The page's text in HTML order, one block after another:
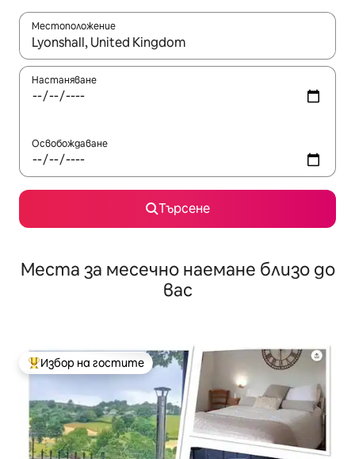
Местоположение
Когато резултатите се покажат, използвайте
Настаняване
Освобождаване
Търсене
Места за месечно наемане близо до
вас
Най-популярен избор на гостите
Избор на гостите